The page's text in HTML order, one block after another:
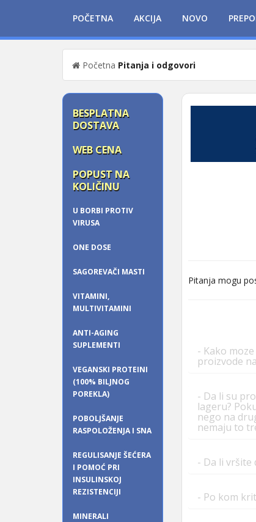
POČETNA AKCIJA NOVO
Početna Pitanja i odgovori
BESPLATNA
DOSTAVA
WEB CENA
POPUST NA
KOLIČINU
U BORBI PROTIV
VIRUSA
ONE DOSE
SAGOREVAČI MASTI
VITAMINI,
MULTIVITAMINI
ANTI-AGING
SUPLEMENTI
VEGANSKI PROTEINI
(100% BILJNOG
POREKLA)
POBOLJŠANJE
RASPOLOŽENJA I SNA
REGULISANJE ŠEĆERA
I POMOĆ PRI
INSULINSKOJ
REZISTENCIJI
MINERALI
Pitanja mogu
- Kako
proizvode
- Da li su
lageru?
nego na
nemaju to
- Da li vršite
- Po kom